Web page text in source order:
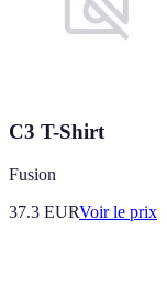
C3 T-Shirt
Fusion
37.3 EURVoir le prix